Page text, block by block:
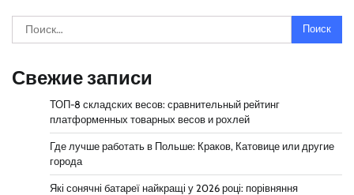
Найти:
Свежие записи
ТОП-8 складских весов: сравнительный рейтинг
платформенных товарных весов и рохлей
Где лучше работать в Польше: Краков, Катовице или другие
города
Які сонячні батареї найкращі у 2026 році: порівняння